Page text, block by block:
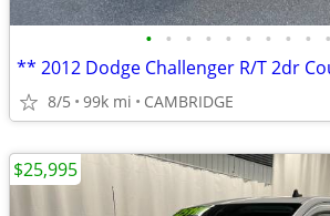
• • • • • • • • • •
** 2012 Dodge Challenger R/T 2dr
8/5 99k mi CAMBRIDGE
$25,995